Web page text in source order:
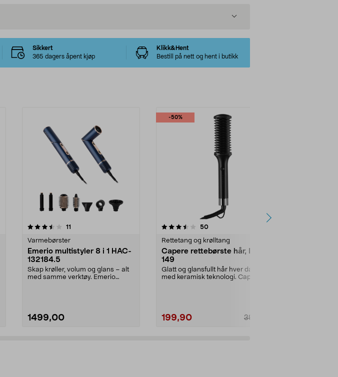
Sikkert
365 dagers åpent kjøp
Klikk&Hent
Bestill på nett og hent i butikk
11
Varmebørster
Emerio multistyler 8 i 1 HAC-
132184.5
Skap krøller, volum og glans – alt
med samme verktøy. Emerio
1499,00
-50%
3.5 av 5 stjerner 50anmeldelser
Rettetang og krølltang
Capere rettebørste hår, IC-
149
Glatt og glansfullt hår hver dag
med keramisk teknologi. Capere
199,90 399,90
4.5 av 5 stjerner